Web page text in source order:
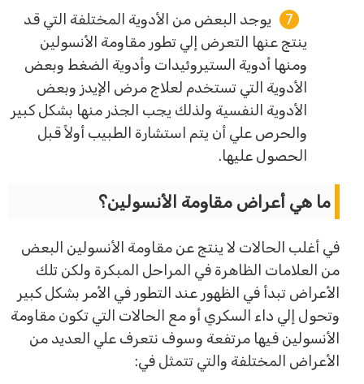
يوجد البعض من الأدوية المختلفة التي قد
ينتج عنها التعرض إلي تطور مقاومة الأنسولين
ومنها أدوية الستيروئيدات وأدوية الضغط وبعض
الأدوية التي تستخدم لعلاج مرض الإيدز وبعض
الأدوية النفسية ولذلك يجب الجذر منها بشكل كبير
والحرص علي أن يتم استشارة الطبيب أولاً قبل
الحصول عليها.
ما هي أعراض مقاومة الأنسولين؟
في أغلب الحالات لا ينتج عن مقاومة الأنسولين البعض
من العلامات الظاهرة في المراحل المبكرة ولكن تلك
الأعراض تبدأ في الظهور عند التطور في الأمر بشكل كبير
وتحول إلي داء السكري أو مع الحالات التي تكون مقاومة
الأنسولين فيها مرتفعة وسوف نتعرف علي العديد من
الأعراض المختلفة والتي تتمثل في: